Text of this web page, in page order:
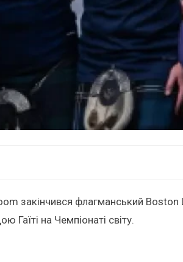
закінчився флагманський
Гаїті на Чемпіонаті світу.